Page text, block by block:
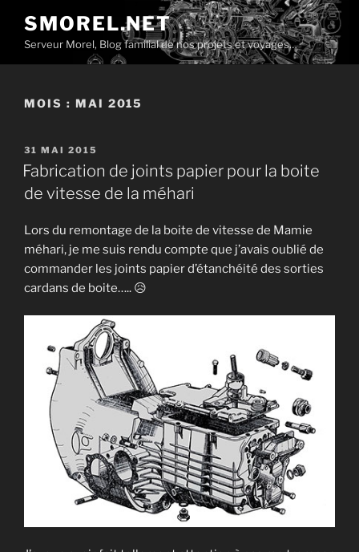
contenu
principal
SMOREL.NET
Serveur Morel, Blog familial de nos projets et voyages…
MOIS : MAI 2015
PUBLIÉ
LE
31 MAI 2015
Fabrication de joints papier pour la boite
de vitesse de la méhari
Lors du remontage de la boite de vitesse de Mamie
méhari, je me suis rendu compte que j’avais oublié de
commander les joints papier d’étanchéité des sorties
cardans de boite….. 😥